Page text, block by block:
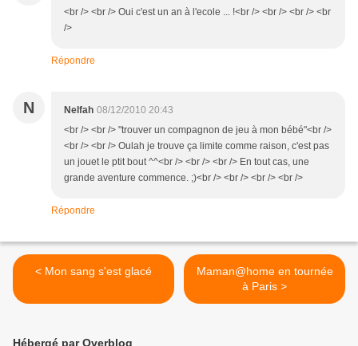
<br /> <br /> Oui c'est un an à l'ecole ... !<br /> <br /> <br /> <br
/>
Répondre
N Nelfah 08/12/2010 20:43
<br /> <br /> "trouver un compagnon de jeu à mon bébé"<br />
<br /> <br /> Oulah je trouve ça limite comme raison, c'est pas
un jouet le ptit bout ^^<br /> <br /> <br /> En tout cas, une
grande aventure commence. ;)<br /> <br /> <br /> <br />
Répondre
< Mon sang s'est glacé
Maman@home en tournée
à Paris >
Hébergé par Overblog